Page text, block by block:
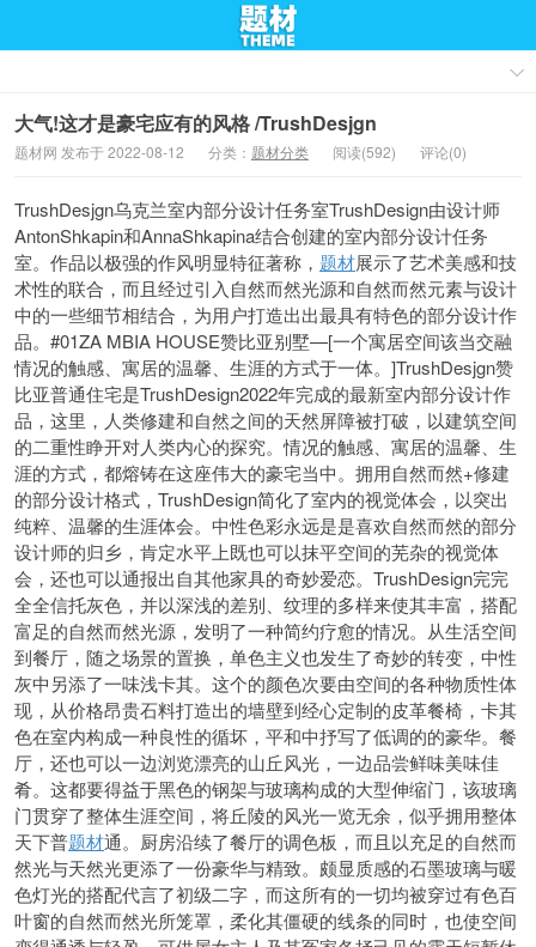
大气!这才是豪宅应有的风格 /TrushDesjgn
题材网 发布于 2022-08-12 分类： 题材分类 阅读(592) 评论(0)
TrushDesjgn乌克兰室内部分设计任务室TrushDesign由设计师
AntonShkapin和AnnaShkapina结合创建的室内部分设计任务
室。作品以极强的作风明显特征著称， 题材展示了艺术美感和技
术性的联合，而且经过引入自然而然光源和自然而然元素与设计
中的一些细节相结合，为用户打造出出最具有特色的部分设计作
品。#01ZA MBIA HOUSE赞比亚别墅—[一个寓居空间该当交融
情况的触感、寓居的温馨、生涯的方式于一体。]TrushDesjgn赞
比亚普通住宅是TrushDesign2022年完成的最新室内部分设计作
品，这里，人类修建和自然之间的天然屏障被打破，以建筑空间
的二重性睁开对人类内心的探究。情况的触感、寓居的温馨、生
涯的方式，都熔铸在这座伟大的豪宅当中。拥用自然而然+修建
的部分设计格式，TrushDesign简化了室内的视觉体会，以突出
纯粹、温馨的生涯体会。中性色彩永远是是喜欢自然而然的部分
设计师的归乡，肯定水平上既也可以抹平空间的芜杂的视觉体
会，还也可以通报出自其他家具的奇妙爱恋。TrushDesign完完
全全信托灰色，并以深浅的差别、纹理的多样来使其丰富，搭配
富足的自然而然光源，发明了一种简约疗愈的情况。从生活空间
到餐厅，随之场景的置换，单色主义也发生了奇妙的转变，中性
灰中另添了一味浅卡其。这个的颜色次要由空间的各种物质性体
现，从价格昂贵石料打造出的墙壁到经心定制的皮革餐椅，卡其
色在室内构成一种良性的循坏，平和中抒写了低调的的豪华。餐
厅，还也可以一边浏览漂亮的山丘风光，一边品尝鲜味美味佳
肴。这都要得益于黑色的钢架与玻璃构成的大型伸缩门，该玻璃
门贯穿了整体生涯空间，将丘陵的风光一览无余，似乎拥用整体
天下普题材通。厨房沿续了餐厅的调色板，而且以充足的自然而
然光与天然光更添了一份豪华与精致。颇显质感的石墨玻璃与暖
色灯光的搭配代言了初级二字，而这所有的一切均被穿过有色百
叶窗的自然而然光所笼罩，柔化其僵硬的线条的同时，也使空间